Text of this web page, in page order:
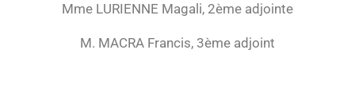
Mme LURIENNE Magali, 2ème adjointe
M. MACRA Francis, 3ème adjoint